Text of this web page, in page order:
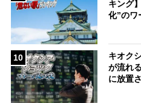
キング
化”の
10
キオク
が流れ
に放置